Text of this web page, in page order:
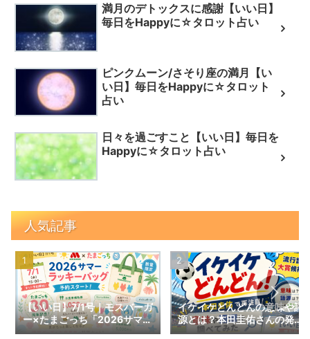
満月のデトックスに感謝【いい日】
毎日をHappyに☆タロット占い
ピンクムーン/さそり座の満月【い
い日】毎日をHappyに☆タロット
占い
日々を過ごすこと【いい日】毎日を
Happyに☆タロット占い
人気記事
【いい日】7/1号｜モスバーガ
ー×たまごっち「2026サマー
ラッキーバッグ」予約スター
イケイケどんどんの意味や語
源とは？本田圭佑さんの発言
で話題の言葉を調べてみた｜